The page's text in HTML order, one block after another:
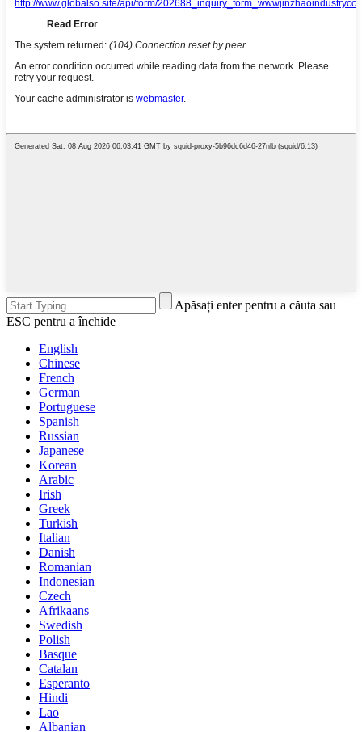
Apăsați enter pentru a căuta sau
ESC pentru a închide
English
Chinese
French
German
Portuguese
Spanish
Russian
Japanese
Korean
Arabic
Irish
Greek
Turkish
Italian
Danish
Romanian
Indonesian
Czech
Afrikaans
Swedish
Polish
Basque
Catalan
Esperanto
Hindi
Lao
Albanian